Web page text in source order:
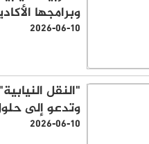
وبرامجها
2026-06-10
"النقل
وتدعو إلى
2026-06-10